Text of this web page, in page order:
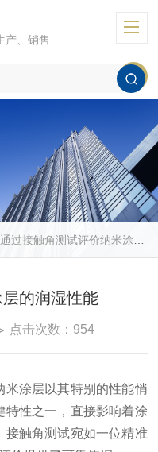
产、销售
通过接触角测试评价纳米涂层的润湿性能
的润湿性能
点击次数：954
涂层以其特别的性能悄
特性之一，直接影响着涂
接触角测试宛如一位精准